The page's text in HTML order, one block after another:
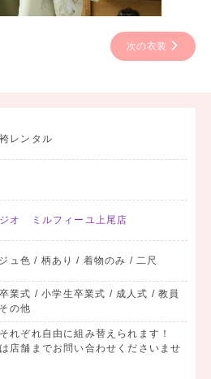
次の衣装
レンタル
オ ミルフィーユ上尾店
ュ色 / 柄あり / 着物のみ / 二尺
業式 / 小学生卒業式 / 成人式 / 教員
の他
れぞれ自由に組み替えられます！
店舗までお問い合わせくださいませ